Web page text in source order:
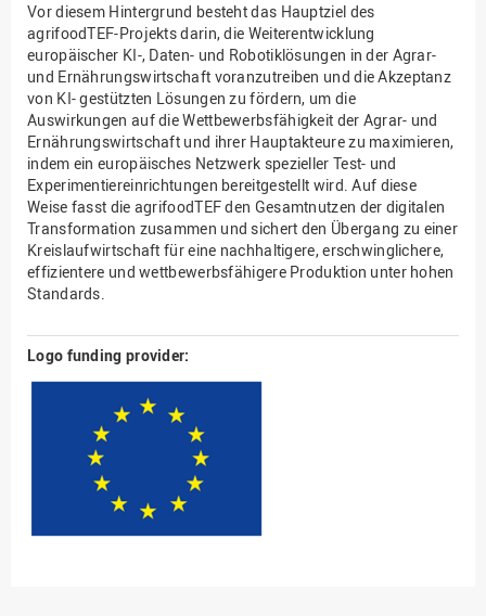
Vor diesem Hintergrund besteht das Hauptziel des
agrifoodTEF-Projekts darin, die Weiterentwicklung
europäischer KI-, Daten- und Robotiklösungen in der Agrar-
und Ernährungswirtschaft voranzutreiben und die Akzeptanz
von KI- gestützten Lösungen zu fördern, um die
Auswirkungen auf die Wettbewerbsfähigkeit der Agrar- und
Ernährungswirtschaft und ihrer Hauptakteure zu maximieren,
indem ein europäisches Netzwerk spezieller Test- und
Experimentiereinrichtungen bereitgestellt wird. Auf diese
Weise fasst die agrifoodTEF den Gesamtnutzen der digitalen
Transformation zusammen und sichert den Übergang zu einer
Kreislaufwirtschaft für eine nachhaltigere, erschwinglichere,
effizientere und wettbewerbsfähigere Produktion unter hohen
Standards.
Logo funding provider: